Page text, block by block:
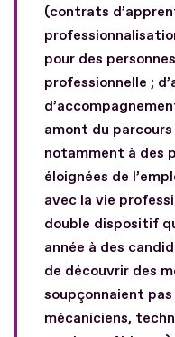
(contrats
pour des
professionnelle ;
amont du
notamment à des
éloignées de
avec la vie
double dispositif
année à des
de découvrir des
soupçonnaient pas
mécaniciens,